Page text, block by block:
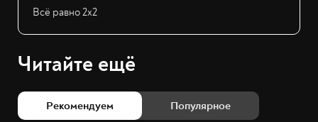
Всё равно 2х2
Читайте ещё
Рекомендуем Популярное